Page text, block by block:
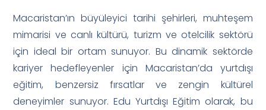
Macaristan’ın büyüleyici tarihi şehirleri, muhteşem
mimarisi ve canlı kültürü, turizm ve otelcilik sektörü
için ideal bir ortam sunuyor. Bu dinamik sektörde
kariyer hedefleyenler için Macaristan’da yurtdışı
eğitim, benzersiz fırsatlar ve zengin kültürel
deneyimler sunuyor. Edu Yurtdışı Eğitim olarak, bu